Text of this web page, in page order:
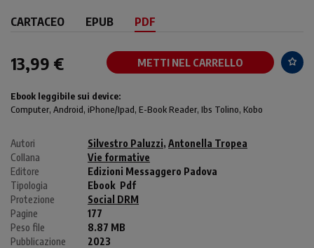
CARTACEO EPUB PDF
13,99 € METTI NEL CARRELLO
Ebook leggibile sui device:
Computer, Android, iPhone/Ipad, E-Book Reader, Ibs Tolino, Kobo
Autori Silvestro Paluzzi, Antonella Tropea
Collana
Vie formative
Editore
Edizioni Messaggero Padova
Tipologia
Ebook Pdf
Protezione
Social DRM
Pagine
177
Peso file
8.87 MB
Pubblicazione
2023